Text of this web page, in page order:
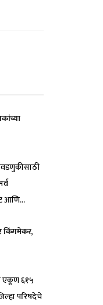
आणि...
किंगमेकर,
एकूण ६१५
परिषदेचे